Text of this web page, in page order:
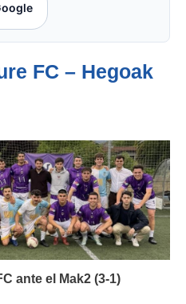
FC – Hegoak
ante el Mak2 (3-1)